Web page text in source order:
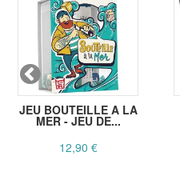
JEU BOUTEILLE A LA
MER - JEU DE...
12,90 €